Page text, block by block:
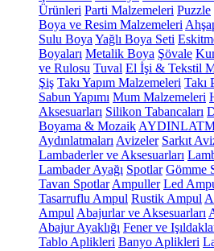
Ürünleri Parti Malzemeleri Puzzle
Boya ve Resim Malzemeleri
Sulu Boya Yağlı Boya Seti
Boyaları Metalik Boya Şövale
ve Rulosu Tuval El İşi & Tekstil
Şiş Takı Yapım Malzemeleri Takı
Sabun Yapımı Mum Malzemeleri
Aksesuarları Silikon Tabancaları
Boyama & Mozaik
Aydınlatmaları Avizeler Sarkıt
Lambaderler ve Aksesuarları
Lambader Ayağı Spotlar Gömme
Tavan Spotlar Ampuller Led
Tasarruflu Ampul Rustik Ampul
Ampul Abajurlar ve Aksesuarları
Abajur Ayaklığı Fener ve
Tablo Aplikleri Banyo Aplikleri